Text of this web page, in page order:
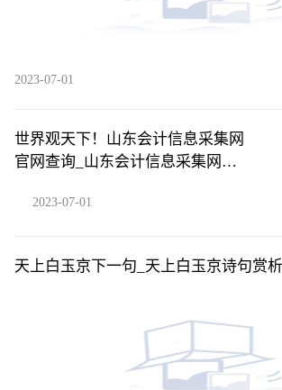
2023-07-01
世界观天下！山东会计信息采集网
官网查询_山东会计信息采集网官
2023-07-01
天上白玉京下一句_天上白玉京诗句赏析